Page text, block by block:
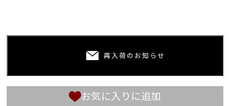
再入荷のお知らせ
お気に入りに追加